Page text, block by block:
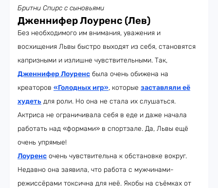
Бритни Спирс с сыновьями
Дженнифер Лоуренс (Лев)
Без необходимого им внимания, уважения и
восхищения Львы быстро выходят из себя, становятся
капризными и излишне чувствительными. Так,
Дженнифер Лоуренс была очень обижена на
креаторов «Голодных игр», которые заставляли её
худеть для роли. Но она не стала их слушаться.
Актриса не ограничивала себя в еде и даже начала
работать над «формами» в спортзале. Да, Львы ещё
очень упрямые!
Лоуренс очень чувствительна к обстановке вокруг.
Недавно она заявила, что работа с мужчинами-
режиссёрами токсична для неё. Якобы на съёмках от